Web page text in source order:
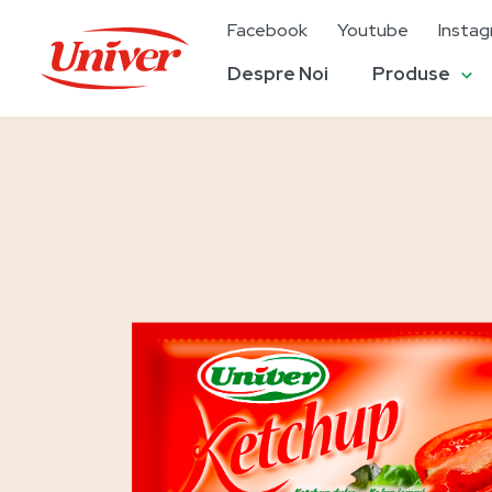
Facebook Youtube
Despre Noi Produse